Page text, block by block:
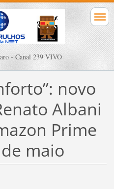
- Canal 239 VIVO
novo
Albani
Prime
maio